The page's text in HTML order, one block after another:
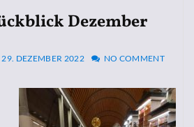
Dezember
29. DEZEMBER 2022 NO COMMENT